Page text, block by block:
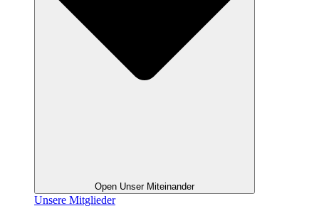
Open Unser Miteinander
Unsere Mitglieder